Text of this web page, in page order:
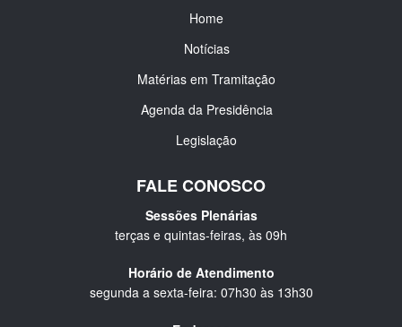
Home
Notícias
Matérias em Tramitação
Agenda da Presidência
Legislação
FALE CONOSCO
Sessões Plenárias
terças e quintas-feiras, às 09h
Horário de Atendimento
segunda a sexta-feira: 07h30 às 13h30